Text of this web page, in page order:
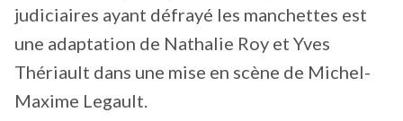
judiciaires ayant défrayé les manchettes est
une adaptation de Nathalie Roy et Yves
Thériault dans une mise en scène de Michel-
Maxime Legault.